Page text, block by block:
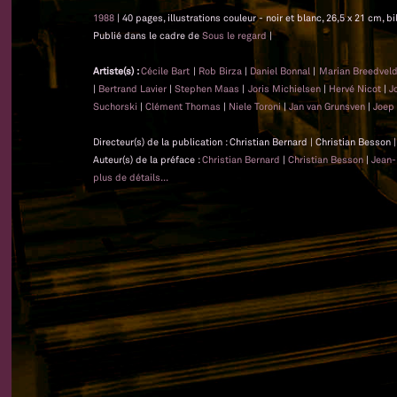
1988 | 40 pages, illustrations couleur - noir et blanc, 26,5 x 21 cm,
Publié dans le cadre de Sous le regard |
Artiste(s) :Cécile Bart | Rob Birza | Daniel Bonnal | Marian Breedveld
| Bertrand Lavier |Stephen Maas | Joris Michielsen|Hervé Nicot|
Suchorski | Clément Thomas | Niele Toroni| Jan van Grunsven | Joep
Directeur(s) de la publication : Christian Bernard | Christian Besson
Auteur(s) de la préface :Christian Bernard | Christian Besson |
plus de détails...